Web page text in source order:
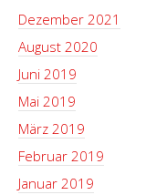
Dezember 2021
August 2020
Juni 2019
Mai 2019
März 2019
Februar 2019
Januar 2019